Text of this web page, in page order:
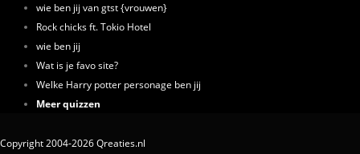
wie ben jij van gtst {vrouwen}
Rock chicks ft. Tokio Hotel
wie ben jij
Wat is je favo site?
Welke Harry potter personage ben jij
Meer quizzen
Copyright 2004-2026 Qreaties.nl